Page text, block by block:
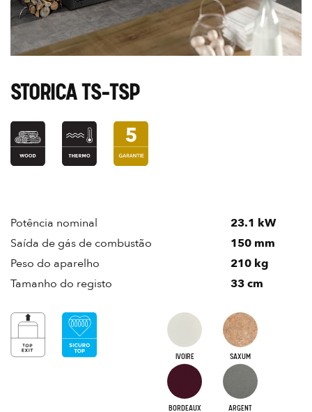
STORICA TS-TSP
Potência nominal
23.1 kW
Saída de gás de combustão
150 mm
Peso do aparelho
210 kg
Tamanho do registo
33 cm
IVOIRE SAXUM
BORDEAUX ARGENT